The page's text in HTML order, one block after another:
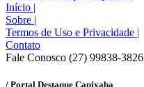
Início |
Sobre |
Termos de Uso e Privacidade |
Contato
Fale Conosco (27) 99838-3826
/ Portal Destaque Capixaba